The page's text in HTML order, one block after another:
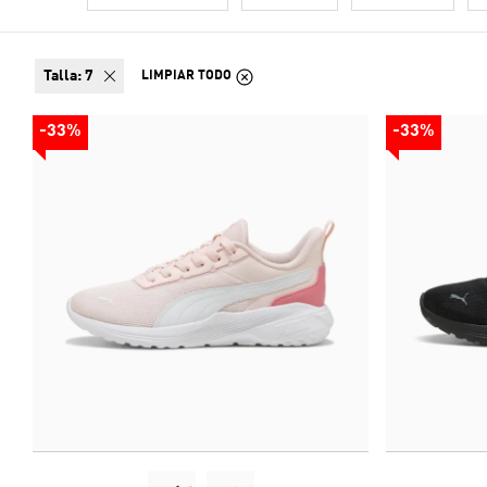
talla: 7 LIMPIAR TODO
-33% -33%